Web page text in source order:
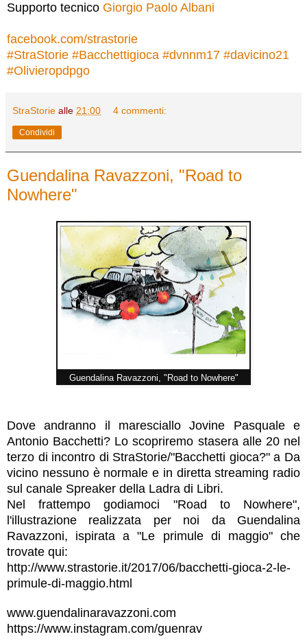
Supporto tecnico Giorgio Paolo Albani
facebook.com/strastorie
#StraStorie #Bacchettigioca #dvnnm17 #davicino21
#Olivieropdpgo
StraStorie alle 21:00 4 commenti:
Condividi
Guendalina Ravazzoni, "Road to
Nowhere"
Guendalina Ravazzoni, "Road to Nowhere"
Dove andranno il maresciallo Jovine Pasquale e
Antonio Bacchetti? Lo scopriremo stasera alle 20 nel
terzo di incontro di StraStorie/"Bacchetti gioca?" a Da
vicino nessuno è normale e in diretta streaming radio
sul canale Spreaker della Ladra di Libri.
Nel frattempo godiamoci "Road to Nowhere",
l'illustrazione realizzata per noi da Guendalina
Ravazzoni, ispirata a "Le primule di maggio" che
trovate qui:
http://www.strastorie.it/2017/06/bacchetti-gioca-2-le-
primule-di-maggio.html
www.guendalinaravazzoni.com
https://www.instagram.com/guenrav